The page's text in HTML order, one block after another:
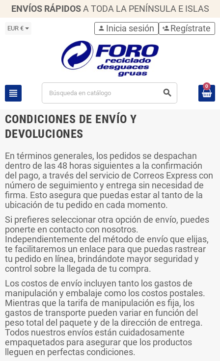
ENVÍOS RÁPIDOS A TODA LA PENÍNSULA E ISLAS
EUR €
view_headline search
person Inicia sesión person_add Regístrate
0
CONDICIONES DE ENVÍO Y
DEVOLUCIONES
En términos generales, los pedidos se despachan
dentro de las 48 horas siguientes a la confirmación
del pago, a través del servicio de Correos Express con
número de seguimiento y entrega sin necesidad de
firma. Esto asegura que puedas estar al tanto de la
ubicación de tu pedido en cada momento.
Si prefieres seleccionar otra opción de envío, puedes
ponerte en contacto con nosotros.
Independientemente del método de envío que elijas,
te facilitaremos un enlace para que puedas rastrear
tu pedido en línea, brindándote mayor seguridad y
control sobre la llegada de tu compra.
Los costos de envío incluyen tanto los gastos de
manipulación y embalaje como los costos postales.
Mientras que la tarifa de manipulación es fija, los
gastos de transporte pueden variar en función del
peso total del paquete y de la dirección de entrega.
Todos nuestros envíos están cuidadosamente
empaquetados para asegurar que los productos
lleguen en perfectas condiciones.